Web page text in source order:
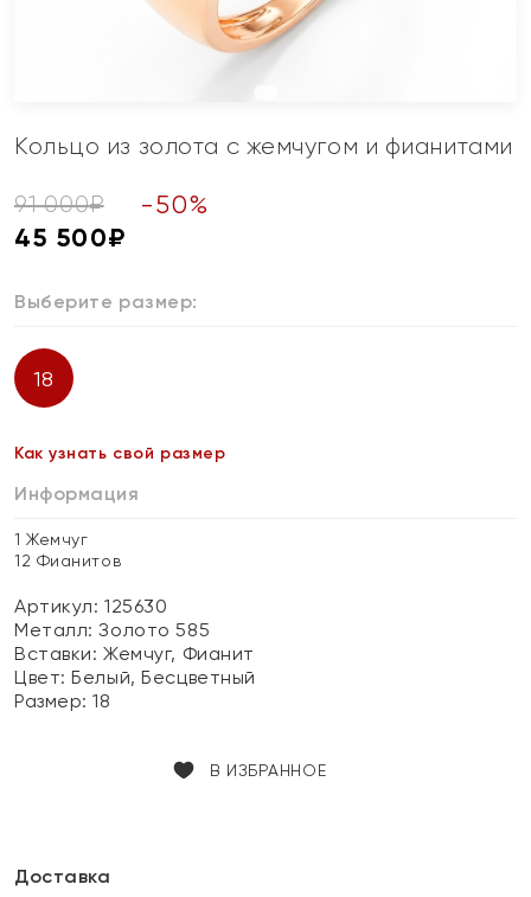
Кольцо из золота с жемчугом и фианитами
91 000₽ -50%
45 500₽
Выберите размер:
18
Как узнать свой размер
Информация
1 Жемчуг
12 Фианитов
Артикул: 125630
Металл:Золото 585
Вставки:Жемчуг, Фианит
Цвет:Белый, Бесцветный
Размер:18
В ИЗБРАННОЕ
Доставка